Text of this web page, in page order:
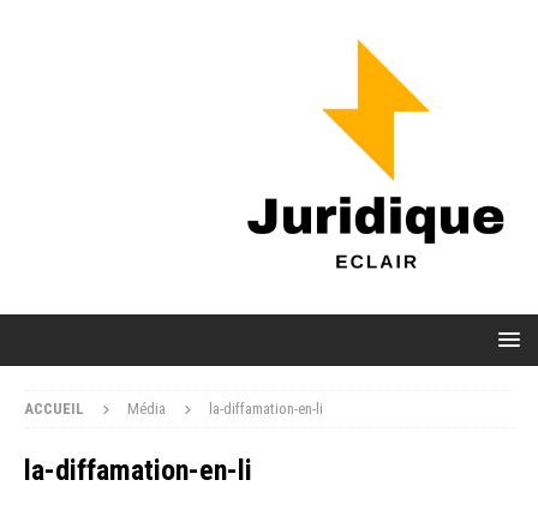
ACCUEIL Média la-diffamation-en-li
la-diffamation-en-li